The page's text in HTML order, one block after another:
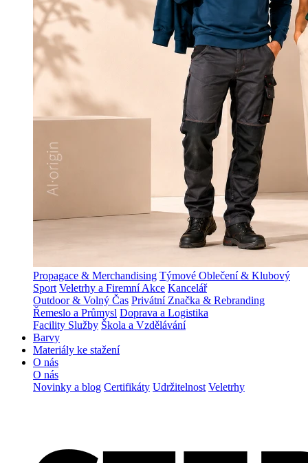
Propagace & Merchandising Týmové Oblečení & Klubový
Sport Veletrhy a Firemní Akce Kancelář
Outdoor & Volný Čas Privátní Značka & Rebranding
Řemeslo a Průmysl Doprava a Logistika
Facility Služby Škola a Vzdělávání
Barvy
Materiály ke stažení
O nás
O nás
Novinky a blog Certifikáty Udržitelnost Veletrhy